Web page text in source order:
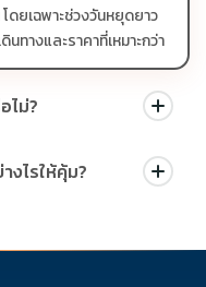
ยเฉพาะช่วงวันหยุดยาว
ทางและราคาที่เหมาะกว่า
ไม่?
บัตรเครดิตตามเงื่อนไขที่
นรายการทัวร์แต่ละ
งไรให้คุ้ม?
อย่างเดียว